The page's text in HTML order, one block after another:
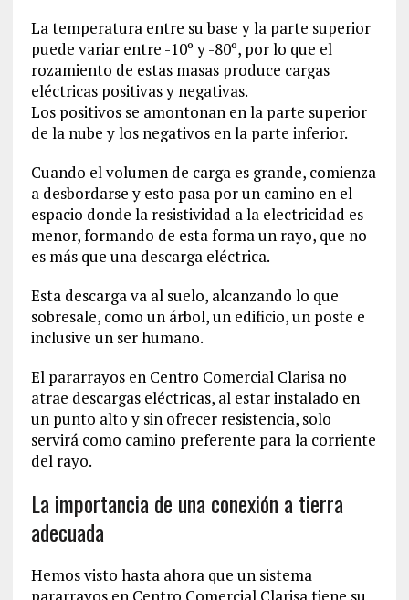
La temperatura entre su base y la parte superior
puede variar entre -10º y -80º, por lo que el
rozamiento de estas masas produce cargas
eléctricas positivas y negativas.
Los positivos se amontonan en la parte superior
de la nube y los negativos en la parte inferior.
Cuando el volumen de carga es grande, comienza
a desbordarse y esto pasa por un camino en el
espacio donde la resistividad a la electricidad es
menor, formando de esta forma un rayo, que no
es más que una descarga eléctrica.
Esta descarga va al suelo, alcanzando lo que
sobresale, como un árbol, un edificio, un poste e
inclusive un ser humano.
El pararrayos en Centro Comercial Clarisa no
atrae descargas eléctricas, al estar instalado en
un punto alto y sin ofrecer resistencia, solo
servirá como camino preferente para la corriente
del rayo.
La importancia de una conexión a tierra
adecuada
Hemos visto hasta ahora que un sistema
pararrayos en Centro Comercial Clarisa tiene su